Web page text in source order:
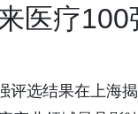
医疗
评选结果在上海